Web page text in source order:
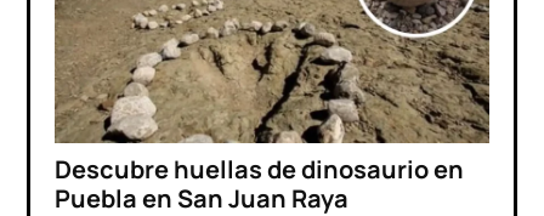
Descubre huellas de dinosaurio en
Puebla en San Juan Raya